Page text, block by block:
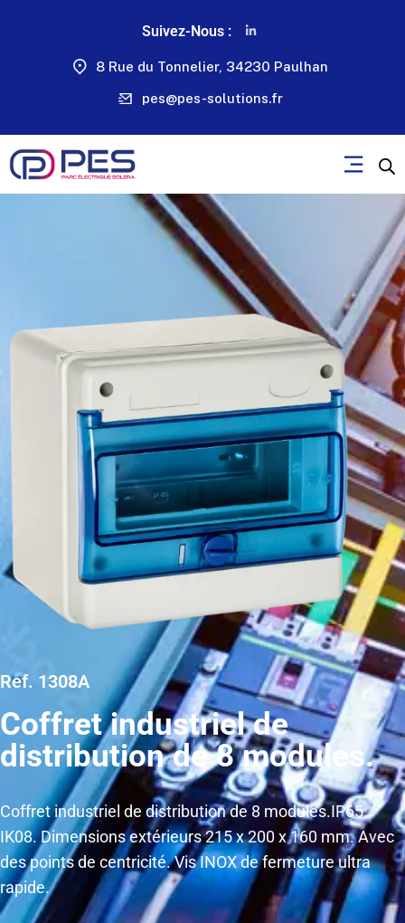
Suivez-Nous :
8 Rue du Tonnelier, 34230 Paulhan
pes@pes-solutions.fr
Ref. 1308A
Coffret industriel de
distribution de 8 modules.
Coffret industriel de distribution de 8 modules.IP65.
IK08. Dimensions extérieurs 215 x 200 x 160 mm. Avec
des points de centricité. Vis INOX de fermeture ultra
rapide.